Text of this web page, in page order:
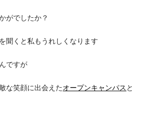
がでしたか？
聞くと私もうれしくなります
ですが
な笑顔に出会えたオープンキャンパス と